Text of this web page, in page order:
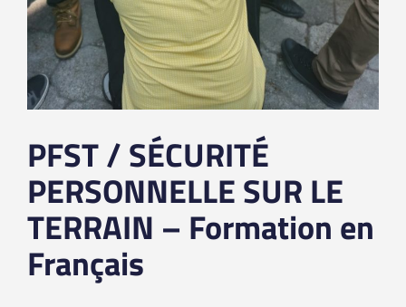
PFST / SÉCURITÉ
PERSONNELLE SUR LE
TERRAIN – Formation en
Français